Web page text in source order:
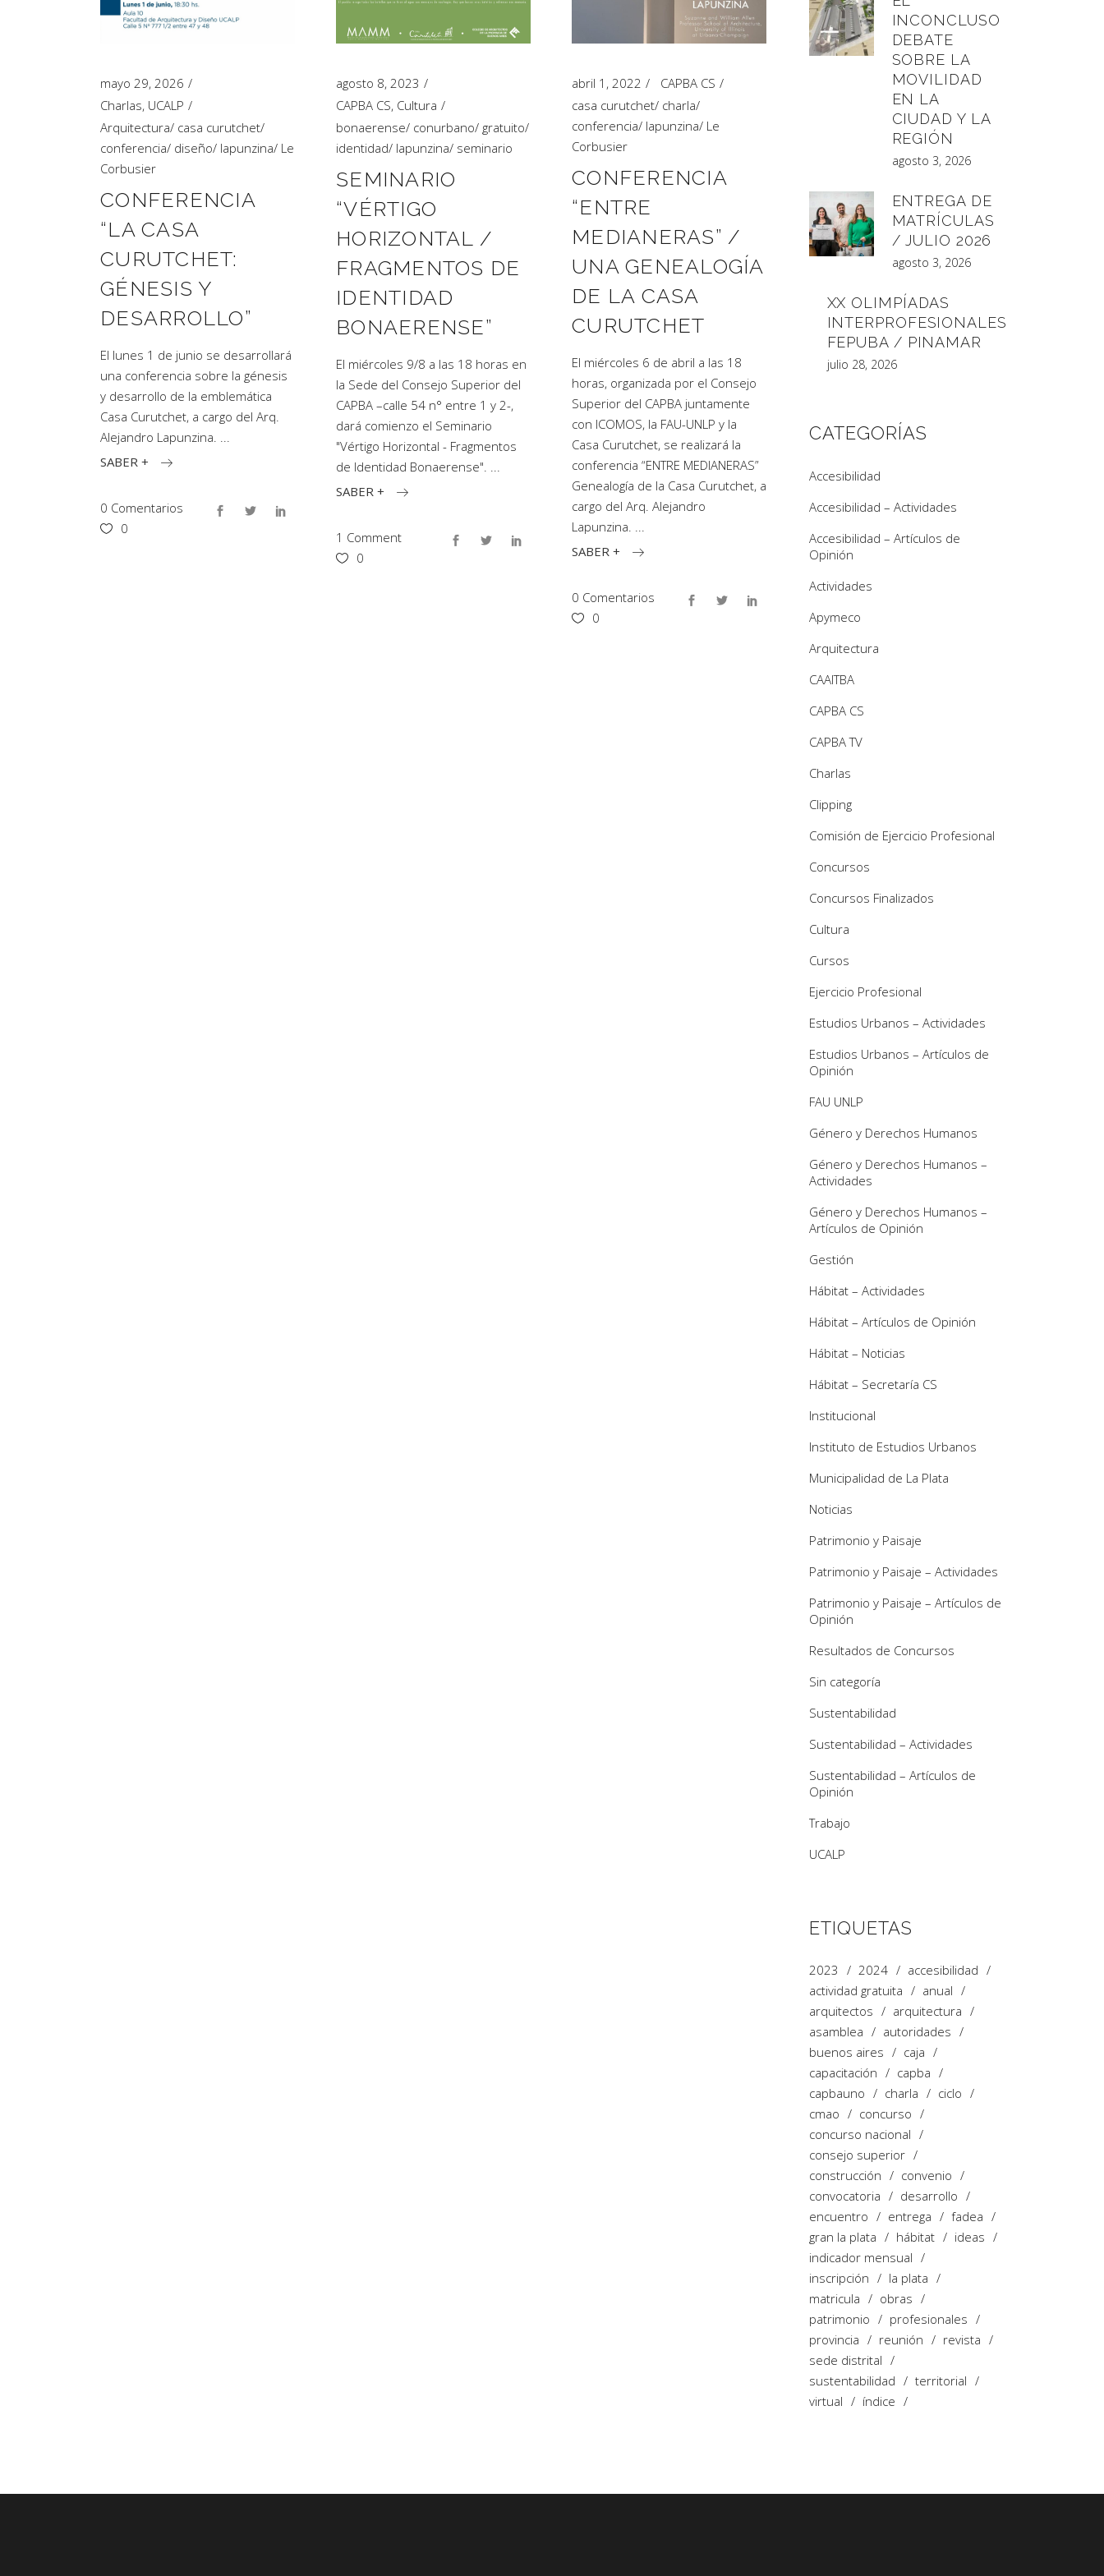
Artículos de Opinión
mayo 29, 2026
Charlas, UCALP
Arquitectura/ casa curutchet/
conferencia/ diseño/ lapunzina/ Le
Corbusier
CONFERENCIA
“LA CASA
CURUTCHET:
GÉNESIS Y
DESARROLLO”
El lunes 1 de junio se desarrollará
una conferencia sobre la génesis
y desarrollo de la emblemática
Casa Curutchet, a cargo del Arq.
Alejandro Lapunzina.
SABER +
0 Comentarios
0
agosto 8, 2023
CAPBA CS, Cultura
bonaerense/ conurbano/ gratuito/
identidad/ lapunzina/ seminario
SEMINARIO
“VÉRTIGO
HORIZONTAL /
FRAGMENTOS DE
IDENTIDAD
BONAERENSE”
El miércoles 9/8 a las 18 horas en
la Sede del Consejo Superior del
CAPBA –calle 54 n° entre 1 y 2-,
dará comienzo el Seminario
"Vértigo Horizontal - Fragmentos
de Identidad Bonaerense".
SABER +
1 Comment
0
abril 1, 2022
CAPBA CS
casa curutchet/ charla/
conferencia/ lapunzina/ Le
Corbusier
CONFERENCIA
“ENTRE
MEDIANERAS” /
UNA GENEALOGÍA
DE LA CASA
CURUTCHET
El miércoles 6 de abril a las 18
horas, organizada por el Consejo
Superior del CAPBA juntamente
con ICOMOS, la FAU-UNLP y la
Casa Curutchet, se realizará la
conferencia “ENTRE MEDIANERAS”
Genealogía de la Casa Curutchet, a
cargo del Arq. Alejandro
Lapunzina.
SABER +
0 Comentarios
0
INCONCLUSO
DEBATE
SOBRE LA
MOVILIDAD
EN LA
CIUDAD Y LA
REGIÓN
agosto 3, 2026
ENTREGA DE
MATRÍCULAS
/ JULIO 2026
agosto 3, 2026
XX OLIMPÍADAS
INTERPROFESIONALES
FEPUBA / PINAMAR
julio 28, 2026
CATEGORÍAS
Accesibilidad
Accesibilidad – Actividades
Accesibilidad – Artículos de
Opinión
Actividades
Apymeco
Arquitectura
CAAITBA
CAPBA CS
CAPBA TV
Charlas
Clipping
Comisión de Ejercicio Profesional
Concursos
Concursos Finalizados
Cultura
Cursos
Ejercicio Profesional
Estudios Urbanos – Actividades
Estudios Urbanos – Artículos de
Opinión
FAU UNLP
Género y Derechos Humanos
Género y Derechos Humanos –
Actividades
Género y Derechos Humanos –
Artículos de Opinión
Gestión
Hábitat – Actividades
Hábitat – Artículos de Opinión
Hábitat – Noticias
Hábitat – Secretaría CS
Institucional
Instituto de Estudios Urbanos
Municipalidad de La Plata
Noticias
Patrimonio y Paisaje
Patrimonio y Paisaje – Actividades
Patrimonio y Paisaje – Artículos de
Opinión
Resultados de Concursos
Sin categoría
Sustentabilidad
Sustentabilidad – Actividades
Sustentabilidad – Artículos de
Opinión
Trabajo
UCALP
ETIQUETAS
2023 2024
accesibilidad
actividad gratuita
anual
arquitectos
arquitectura
asamblea
autoridades
buenos aires
caja
capacitación
capba
capbauno
charla
ciclo
cmao
concurso
concurso nacional
consejo superior
construcción
convenio
convocatoria
desarrollo
encuentro
entrega
fadea
gran la plata
hábitat
ideas
indicador mensual
inscripción
la plata
matricula
obras
patrimonio
profesionales
provincia
reunión
revista
sede distrital
sustentabilidad
territorial
virtual
índice